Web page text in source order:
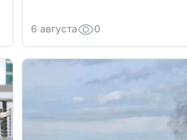
6 августа 0